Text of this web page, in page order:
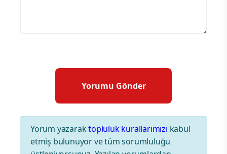
Yorum yazaraktopluluk kurallarımızı kabul
etmiş bulunuyor ve tüm sorumluluğu